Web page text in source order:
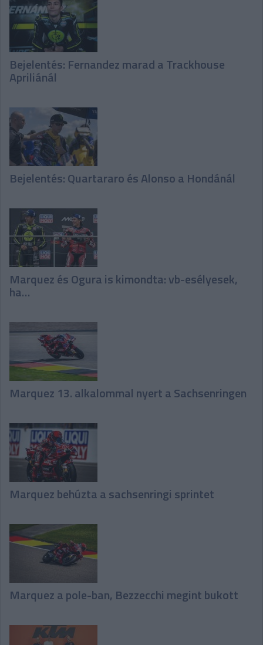
Bejelentés: Fernandez marad a Trackhouse
Apriliánál
Bejelentés: Quartararo és Alonso a Hondánál
Marquez és Ogura is kimondta: vb-esélyesek,
ha…
Marquez 13. alkalommal nyert a Sachsenringen
Marquez behúzta a sachsenringi sprintet
Marquez a pole-ban, Bezzecchi megint bukott